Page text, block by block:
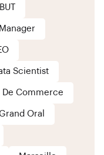
BUT
Scientist
De Commerce
Oral